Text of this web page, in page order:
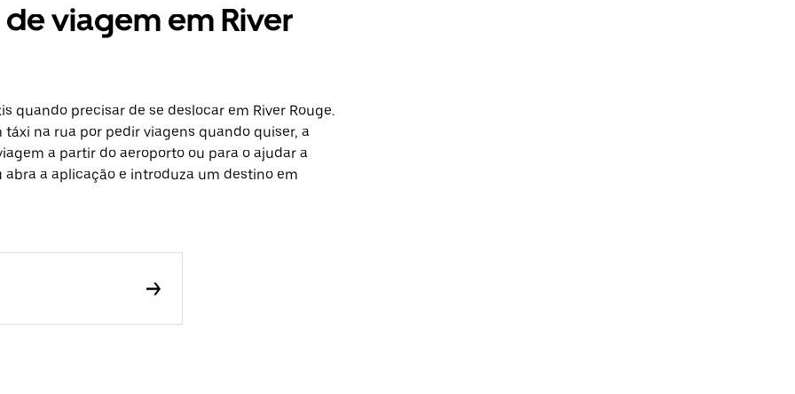
viagem em River
quando precisar de se deslocar em River Rouge.
na rua por pedir viagens quando quiser, a
a partir do aeroporto ou para o ajudar a
a aplicação e introduza um destino em